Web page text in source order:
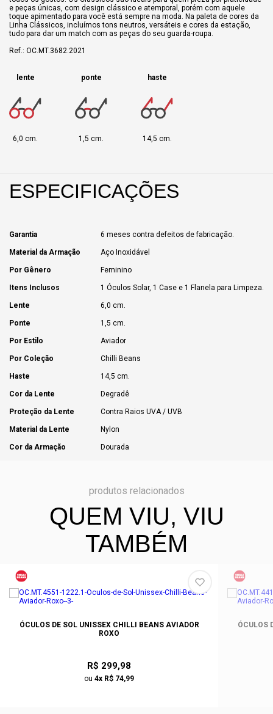
e peças únicas, com design clássico e atemporal, porém com aquele
toque apimentado para você está sempre na moda. Na paleta de cores da
Linha Clássicos, incluímos tons neutros, versáteis e cores da estação,
tudo para dar um match com as peças do seu guarda-roupa.
Ref.: OC.MT.3682.2021
lente
6,0 cm.
ponte
1,5 cm.
haste
14,5 cm.
ESPECIFICAÇÕES
Garantia 6 meses contra defeitos de fabricação.
Material da Armação Aço Inoxidável
Por Gênero Feminino
Itens Inclusos 1 Óculos Solar, 1 Case e 1 Flanela para Limpeza.
Lente 6,0 cm.
Ponte 1,5 cm.
Por Estilo Aviador
Por Coleção Chilli Beans
Haste 14,5 cm.
Cor da Lente Degradê
Proteção da Lente Contra Raios UVA / UVB
Material da Lente Nylon
Cor da Armação Dourada
produtos relacionados
QUEM VIU, VIU
TAMBÉM
ÓCULOS DE SOL UNISSEX CHILLI BEANS AVIADOR
ROXO
R$ 299,98
ou 4x R$ 74,99
ÓCULOS